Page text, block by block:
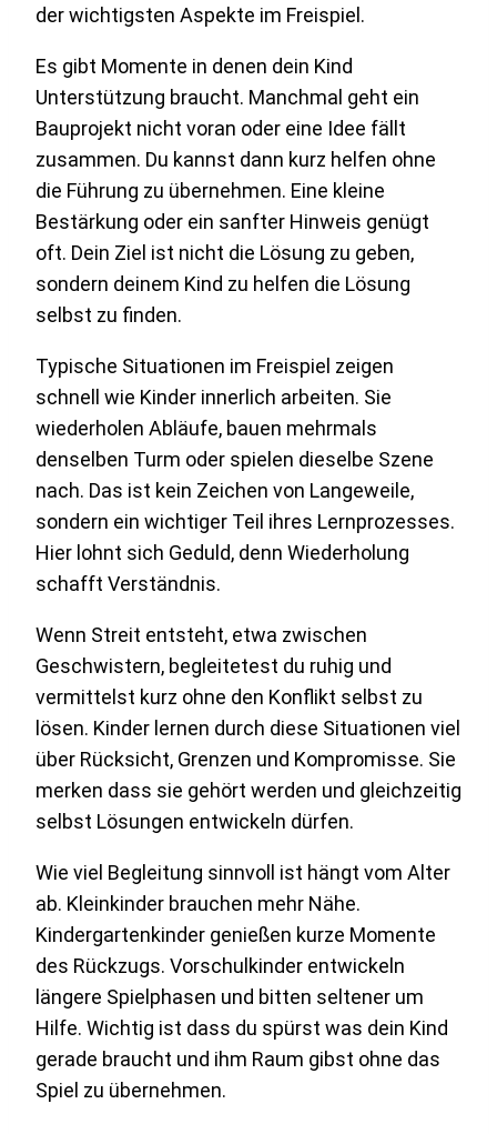
der wichtigsten Aspekte im Freispiel.
Es gibt Momente in denen dein Kind
Unterstützung braucht. Manchmal geht ein
Bauprojekt nicht voran oder eine Idee fällt
zusammen. Du kannst dann kurz helfen ohne
die Führung zu übernehmen. Eine kleine
Bestärkung oder ein sanfter Hinweis genügt
oft. Dein Ziel ist nicht die Lösung zu geben,
sondern deinem Kind zu helfen die Lösung
selbst zu finden.
Typische Situationen im Freispiel zeigen
schnell wie Kinder innerlich arbeiten. Sie
wiederholen Abläufe, bauen mehrmals
denselben Turm oder spielen dieselbe Szene
nach. Das ist kein Zeichen von Langeweile,
sondern ein wichtiger Teil ihres Lernprozesses.
Hier lohnt sich Geduld, denn Wiederholung
schafft Verständnis.
Wenn Streit entsteht, etwa zwischen
Geschwistern, begleitetest du ruhig und
vermittelst kurz ohne den Konflikt selbst zu
lösen. Kinder lernen durch diese Situationen viel
über Rücksicht, Grenzen und Kompromisse. Sie
merken dass sie gehört werden und gleichzeitig
selbst Lösungen entwickeln dürfen.
Wie viel Begleitung sinnvoll ist hängt vom Alter
ab. Kleinkinder brauchen mehr Nähe.
Kindergartenkinder genießen kurze Momente
des Rückzugs. Vorschulkinder entwickeln
längere Spielphasen und bitten seltener um
Hilfe. Wichtig ist dass du spürst was dein Kind
gerade braucht und ihm Raum gibst ohne das
Spiel zu übernehmen.